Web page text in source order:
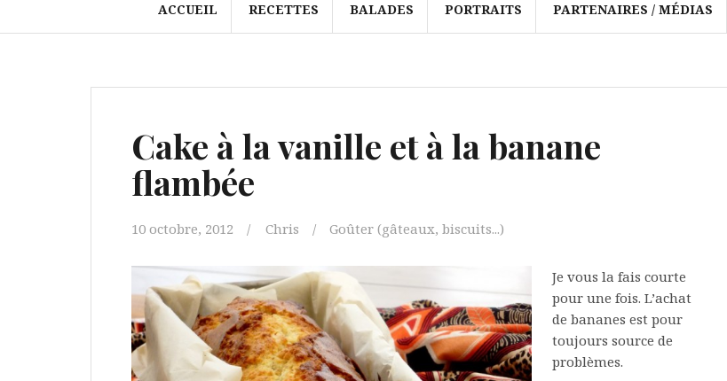
ACCUEIL RECETTES BALADES PORTRAITS PARTENAIRES / MÉDIAS
Cake à la vanille et à la banane
flambée
10 octobre, 2012 Chris Goûter (gâteaux, biscuits...)
Je vous la fais courte
pour une fois. L’achat
de bananes est pour
toujours source de
problèmes.